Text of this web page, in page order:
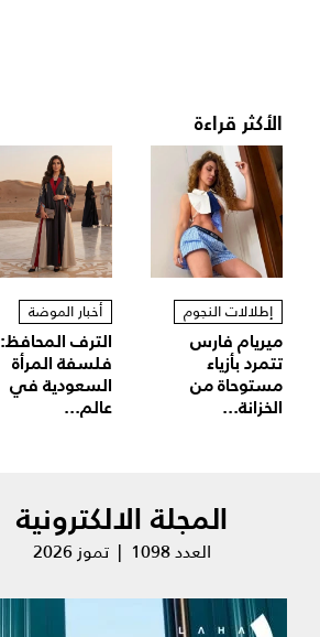
الأكثر قراءة
إطلالات النجوم
ميريام فارس
تتمرد بأزياء
مستوحاة من
الخزانة...
أخبار الموضة
الترف المحافظ:
فلسفة المرأة
السعودية في
عالم...
المجلة الالكترونية
العدد 1098 | تموز 2026